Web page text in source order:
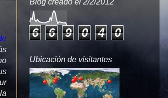
Blog creado el 2/2/2012
6 6 9 0 4 0
Ubicación de visitantes